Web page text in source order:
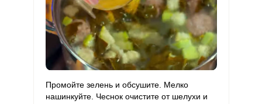
Промойте зелень и обсушите. Мелко
нашинкуйте. Чеснок очистите от шелухи и